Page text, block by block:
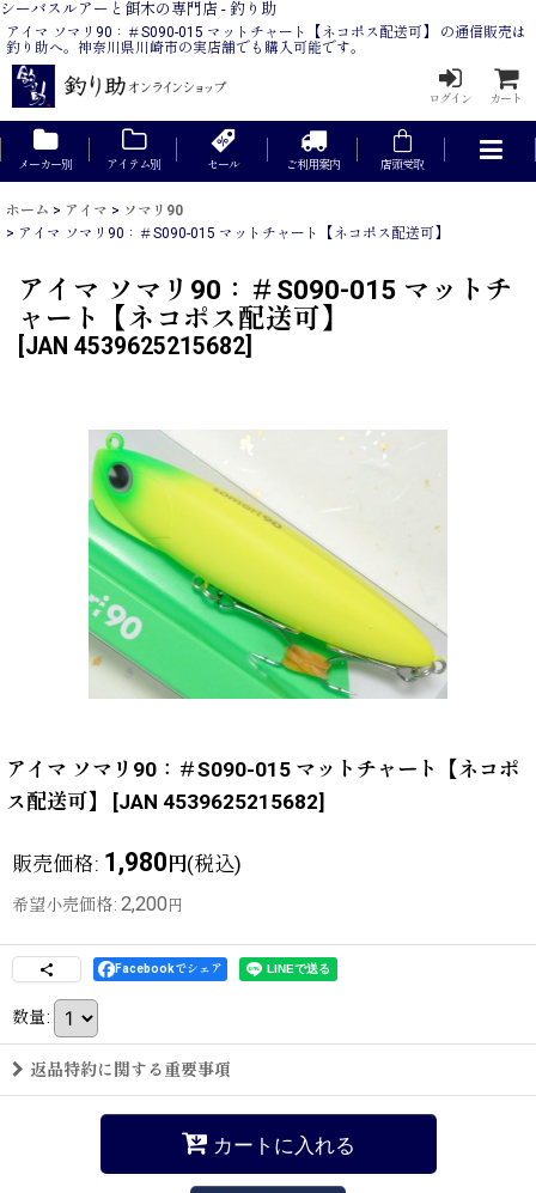
シーバスルアーと餌木の専門店 - 釣り助
アイマ ソマリ90：＃S090-015 マットチャート【ネコポス配送可】 の通信販売は
釣り助へ。神奈川県川崎市の実店舗でも購入可能です。
ログイン カート
メーカー別 アイテム別 セール ご利用案内 店頭受取
ホーム > アイマ > ソマリ90
> アイマ ソマリ90：＃S090-015 マットチャート【ネコポス配送可】
アイマ ソマリ90：＃S090-015 マットチ
ャート【ネコポス配送可】
JAN 4539625215682
アイマ ソマリ90：＃S090-015 マットチャート【ネコポ
ス配送可】
[JAN 4539625215682]
販売価格: 1,980円(税込)
希望小売価格: 2,200 円
Facebookでシェア
数量:
返品特約に関する重要事項
カートに入れる